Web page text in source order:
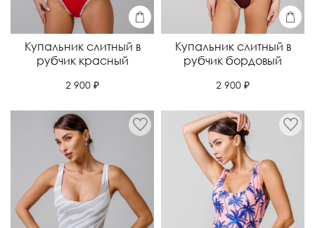
Купальник слитный в
рубчик красный
2 900 ₽
Купальник слитный в
рубчик бордовый
2 900 ₽